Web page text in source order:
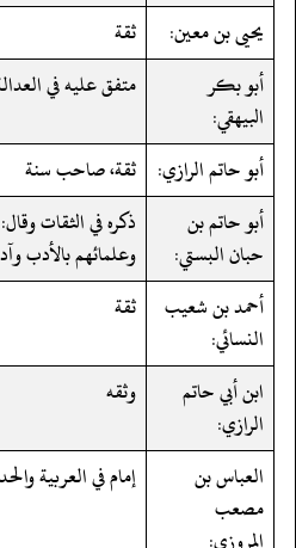
يحيى بن معين:
ثقة
أبو بكر
البيهقي:
متفق عليه في
أبو حاتم الرازي: ثقة، صاحب سنة
أبو حاتم بن
حبان البستي:
ذكره في الثقات
وعلمائهم بالأدب
أحمد بن شعيب
النسائي:
ثقة
ابن أبي حاتم
الرازي:
وثقه
العباس بن
مصعب
إمام في العربية